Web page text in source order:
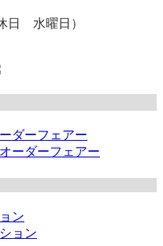
日 水曜日）
ダーフェアー
ン